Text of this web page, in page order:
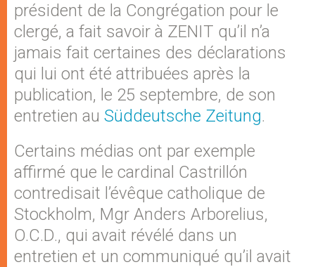
président de la Congrégation pour le
clergé, a fait savoir à ZENIT qu’il n’a
jamais fait certaines des déclarations
qui lui ont été attribuées après la
publication, le 25 septembre, de son
entretien au Süddeutsche Zeitung.
Certains médias ont par exemple
affirmé que le cardinal Castrillón
contredisait l’évêque catholique de
Stockholm, Mgr Anders Arborelius,
O.C.D., qui avait révélé dans un
entretien et un communiqué qu’il avait